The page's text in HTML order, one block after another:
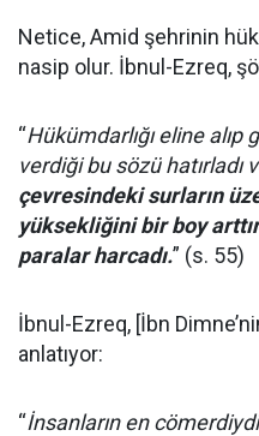
Netice, Amid şehrinin
nasip olur. İbnul-Ezreq,
“Hükümdarlığı eline
verdiği bu sözü hatırladı
çevresindeki surların
yüksekliğini bir boy
paralar harcadı.” (s. 55)
İbnul-Ezreq, [İbn
anlatıyor:
“İnsanların en